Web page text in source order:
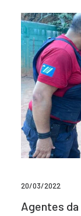
20/03/2022
Agentes da